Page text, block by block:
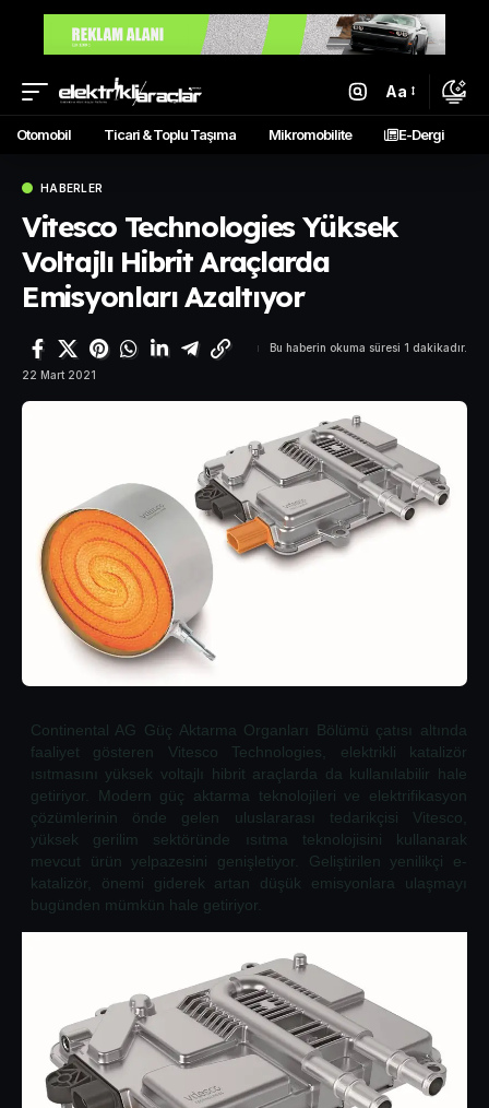
Aa
Otomobil Ticari & Toplu Taşıma Mikromobilite E-Dergi
HABERLER
Vitesco Technologies Yüksek
Voltajlı Hibrit Araçlarda
Emisyonları Azaltıyor
22 Mart 2021
Bu haberin okuma süresi 1 dakikadır.
Continental AG Güç Aktarma Organları Bölümü çatısı altında
faaliyet gösteren Vitesco Technologies, elektrikli katalizör
ısıtmasını yüksek voltajlı hibrit araçlarda da kullanılabilir hale
getiriyor. Modern güç aktarma teknolojileri ve elektrifikasyon
çözümlerinin önde gelen uluslararası tedarikçisi Vitesco,
yüksek gerilim sektöründe ısıtma teknolojisini kullanarak
mevcut ürün yelpazesini genişletiyor. Geliştirilen yenilikçi e-
katalizör, önemi giderek artan düşük emisyonlara ulaşmayı
bugünden mümkün hale getiriyor.